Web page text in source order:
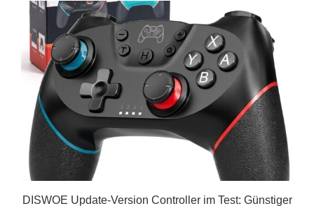
DISWOE Update-Version Controller im Test: Günstiger